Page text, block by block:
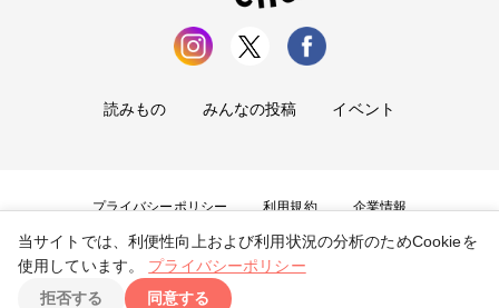
読みもの みんなの投稿 イベント
プライバシーポリシー 利用規約 企業情報
お問い合わせ
Copyright ©2026tryangle Co., Ltd. All Rights Reserved.
当サイトでは、利便性向上および利用状況の分析のためCookieを
使用しています。
プライバシーポリシー
拒否する
同意する